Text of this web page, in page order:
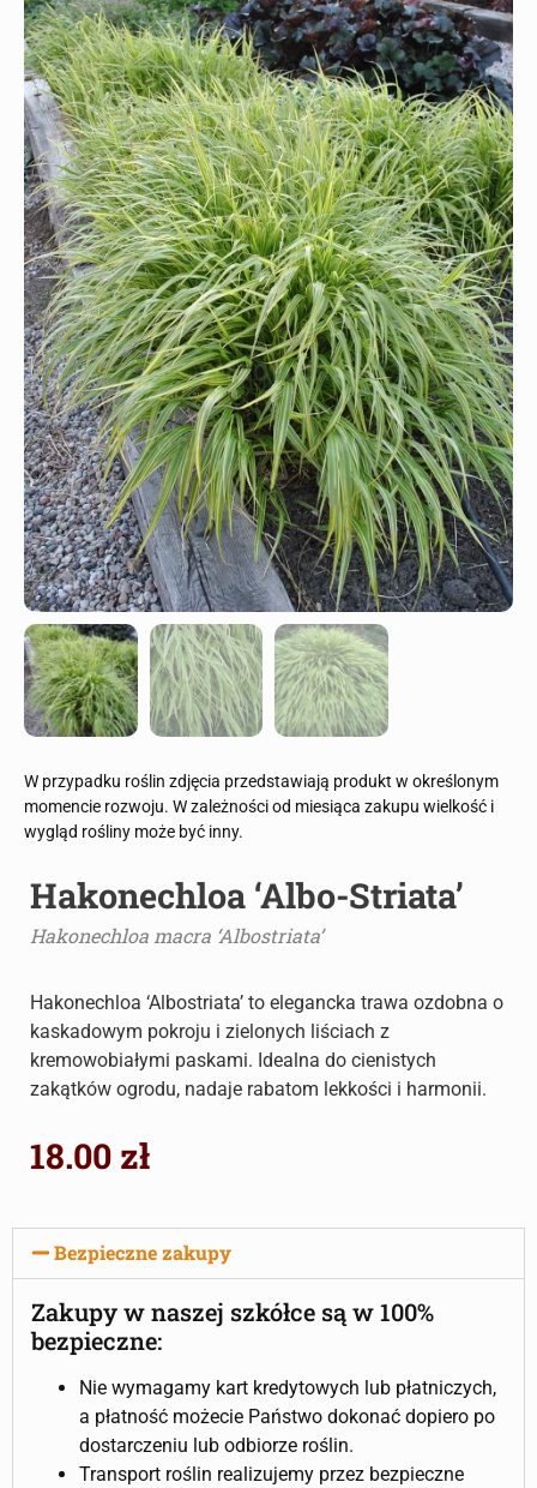
W przypadku roślin zdjęcia przedstawiają produkt w określonym
momencie rozwoju. W zależności od miesiąca zakupu wielkość i
wygląd rośliny może być inny.
Hakonechloa ‘Albo-Striata’
Hakonechloa macra ‘Albostriata’
Hakonechloa ‘Albostriata’ to elegancka trawa ozdobna o
kaskadowym pokroju i zielonych liściach z
kremowobiałymi paskami. Idealna do cienistych
zakątków ogrodu, nadaje rabatom lekkości i harmonii.
18.00 zł
Bezpieczne zakupy
Zakupy w naszej szkółce są w 100%
bezpieczne:
Nie wymagamy kart kredytowych lub płatniczych,
a płatność możecie Państwo dokonać dopiero po
dostarczeniu lub odbiorze roślin.
Transport roślin realizujemy przez bezpieczne